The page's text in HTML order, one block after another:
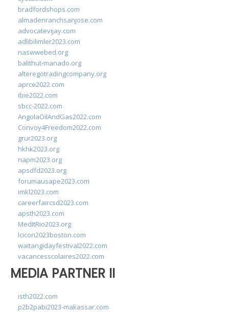
bradfordshops.com
almadenranchsanjose.com
advocatevijay.com
adlibilimler2023.com
naswwebed.org
balithut-manado.org
alteregotradingcompany.org
aprce2022.com
ibie2022.com
sbcc-2022.com
AngolaOilAndGas2022.com
Convoy4Freedom2022.com
grur2023.org
hkhk2023.org
napm2023.org
apsdfd2023.org
forumausape2023.com
imkl2023.com
careerfaircsd2023.com
apsth2023.com
MedItRio2023.org
lcicon2023boston.com
waitangidayfestival2022.com
vacancesscolaires2022.com
MEDIA PARTNER II
isth2022.com
p2b2pabi2023-makassar.com